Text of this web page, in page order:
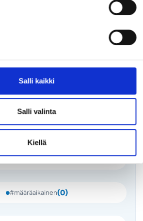
Salli kaikki
Salli valinta
Kiellä
#freelancer(0)
#kesätyö(0)
#määräaikainen(0)